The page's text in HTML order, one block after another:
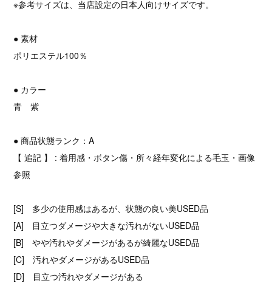
※参考サイズは、当店設定の日本人向けサイズです。
● 素材
ポリエステル100％
● カラー
青 紫
● 商品状態ランク：A
【 追記 】 : 着用感・ボタン傷・所々経年変化による毛玉・画像
参照
[S] 多少の使用感はあるが、状態の良い美USED品
[A] 目立つダメージや大きな汚れがないUSED品
[B] やや汚れやダメージがあるが綺麗なUSED品
[C] 汚れやダメージがあるUSED品
[D] 目立つ汚れやダメージがある